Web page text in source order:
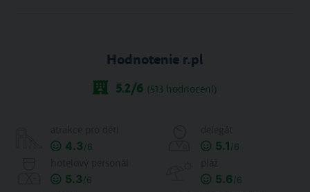
Hodnotenie r.pl
5.2/6 (513 hodnocení)
4.3/6 5.1 /6
5.3/6 5.6/6